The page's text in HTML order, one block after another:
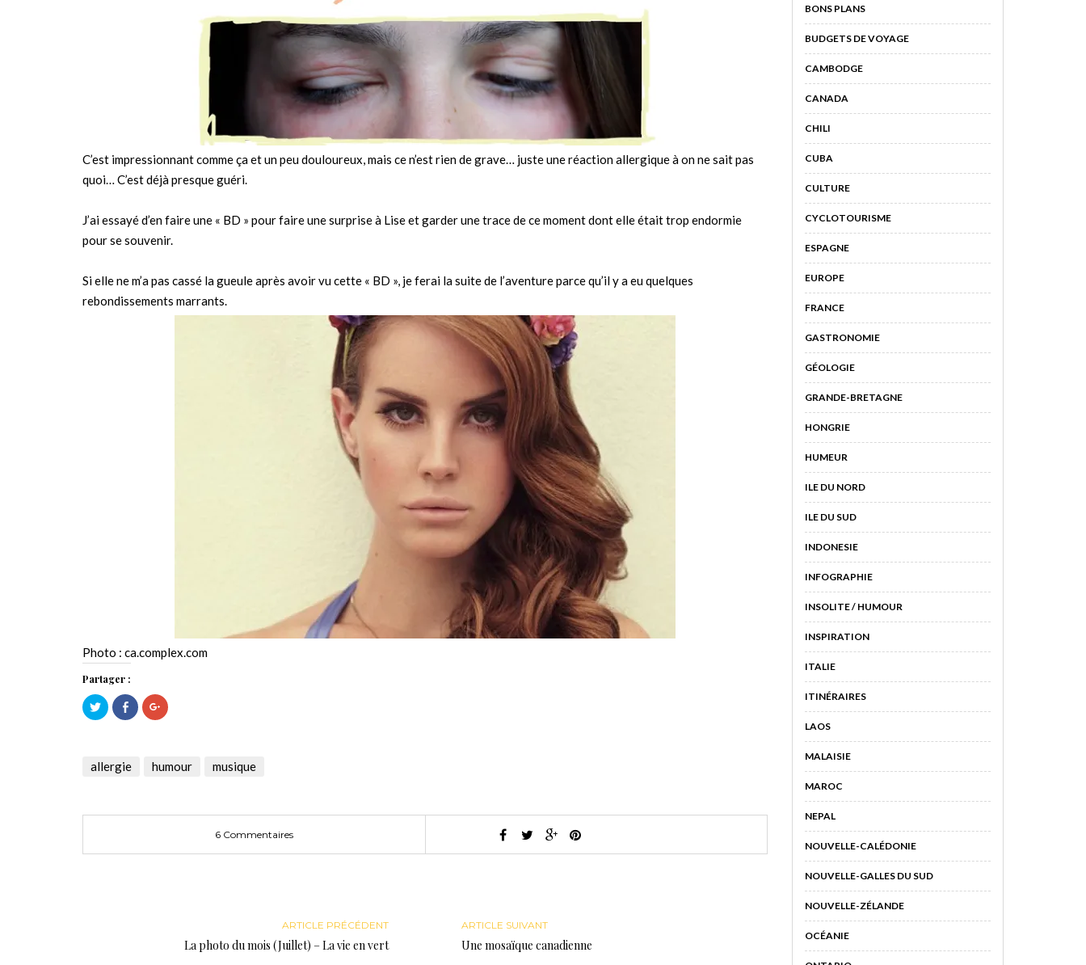
C’est impressionnant comme ça et un peu douloureux, mais ce n’est rien de grave… juste une réaction allergique à on ne sait pas
quoi… C’est déjà presque guéri.
J’ai essayé d’en faire une « BD » pour faire une surprise à Lise et garder une trace de ce moment dont elle était trop endormie
pour se souvenir.
Si elle ne m’a pas cassé la gueule après avoir vu cette « BD », je ferai la suite de l’aventure parce qu’il y a eu quelques
rebondissements marrants.
Photo : ca.complex.com
Partager :
Cliquez
pour
partager
une
nouvelle
Cliquez
pour
partager
nouvelle
Cliquez
pour
dans
une
allergie humour musique
6 Commentaires
ARTICLE PRÉCÉDENT
La photo du mois (Juillet) – La vie en vert
ARTICLE SUIVANT
Une mosaïque canadienne
BONS PLANS
BUDGETS DE VOYAGE
CAMBODGE
CANADA
CHILI
CUBA
CULTURE
CYCLOTOURISME
ESPAGNE
EUROPE
FRANCE
GASTRONOMIE
GÉOLOGIE
GRANDE-BRETAGNE
HONGRIE
HUMEUR
ILE DU NORD
ILE DU SUD
INDONESIE
INFOGRAPHIE
INSOLITE / HUMOUR
INSPIRATION
ITALIE
ITINÉRAIRES
LAOS
MALAISIE
MAROC
NEPAL
NOUVELLE-CALÉDONIE
NOUVELLE-GALLES DU SUD
NOUVELLE-ZÉLANDE
OCÉANIE